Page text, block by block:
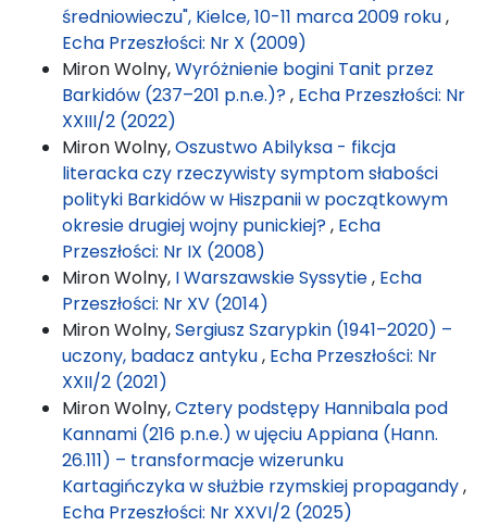
średniowieczu", Kielce, 10-11 marca 2009 roku,
Echa Przeszłości: Nr X (2009)
Miron Wolny,Wyróżnienie bogini Tanit przez
Barkidów (237–201 p.n.e.)?, Echa Przeszłości: Nr
XXIII/2 (2022)
Miron Wolny,Oszustwo Abilyksa - fikcja
literacka czy rzeczywisty symptom słabości
polityki Barkidów w Hiszpanii w początkowym
okresie drugiej wojny punickiej?, Echa
Przeszłości: Nr IX (2008)
Miron Wolny, I Warszawskie Syssytie, Echa
Przeszłości: Nr XV (2014)
Miron Wolny,Sergiusz Szarypkin (1941–2020) –
uczony, badacz antyku, Echa Przeszłości: Nr
XXII/2 (2021)
Miron Wolny,Cztery podstępy Hannibala pod
Kannami (216 p.n.e.) w ujęciu Appiana (Hann.
26.111) – transformacje wizerunku
Kartagińczyka w służbie rzymskiej propagandy,
Echa Przeszłości: Nr XXVI/2 (2025)